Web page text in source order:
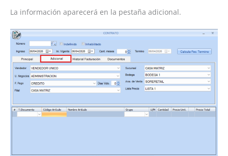
La información aparecerá en la pestaña adicional.